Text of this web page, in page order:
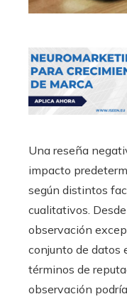
Una reseña
impacto
según distintos
cualitativos.
observación
conjunto de datos
términos de
observación